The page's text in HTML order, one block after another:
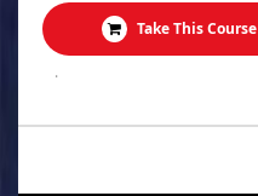
Take This Course
.